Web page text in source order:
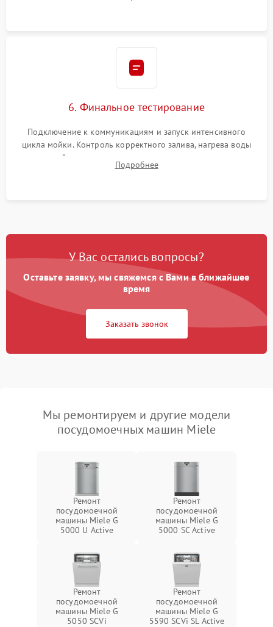
6. Финальное тестирование
Подключение к коммуникациям и запуск интенсивного
цикла мойки. Контроль корректного залива, нагрева воды
до нужной температуры, отсутствия посторонних шумов,
штатного слива и абсолютной сухости в поддоне.
Подробнее
У Вас остались вопросы?
Оставьте заявку, мы свяжемся с Вами в ближайшее
время
Заказать звонок
Мы ремонтируем и другие модели
посудомоечных машин Miele
Ремонт
посудомоечной
машины Miele G
5000 U Active
Ремонт
посудомоечной
машины Miele G
5000 SC Active
Ремонт
посудомоечной
машины Miele G
5050 SCVi
Ремонт
посудомоечной
машины Miele G
5590 SCVi SL Active